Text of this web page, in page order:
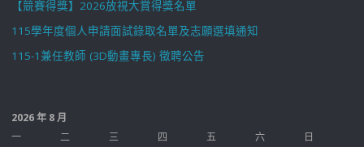
【競賽得獎】2026放視大賞得獎名單
115學年度個人申請面試錄取名單及志願選填通知
115-1兼任教師 (3D動畫專長) 徵聘公告
2026 年 8 月
一
二 三 四 五 六 日